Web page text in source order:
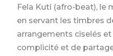
Fela Kuti (afro-beat), le
en servant les timbres
arrangements ciselés
complicité et de